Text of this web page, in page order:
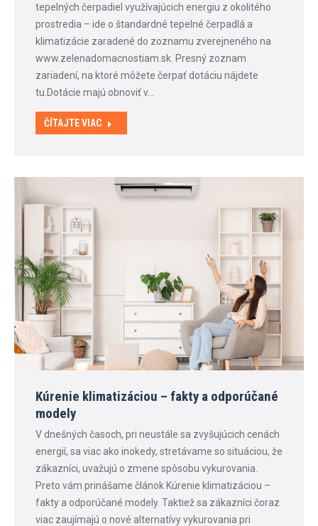
tepelných čerpadiel využívajúcich energiu z okolitého
prostredia – ide o štandardné tepelné čerpadlá a
klimatizácie zaradené do zoznamu zverejneného na
www.zelenadomacnostiam.sk. Presný zoznam
zariadení, na ktoré môžete čerpať dotáciu nájdete
tu.Dotácie majú obnoviť v…
ČÍTAJTE VIAC
Kúrenie klimatizáciou – fakty a odporúčané
modely
V dnešných časoch, pri neustále sa zvyšujúcich cenách
energií, sa viac ako inokedy, stretávame so situáciou, že
zákazníci, uvažujú o zmene spôsobu vykurovania.
Preto vám prinášame článok Kúrenie klimatizáciou –
fakty a odporúčané modely. Taktiež sa zákazníci čoraz
viac zaujímajú o nové alternatívy vykurovania pri